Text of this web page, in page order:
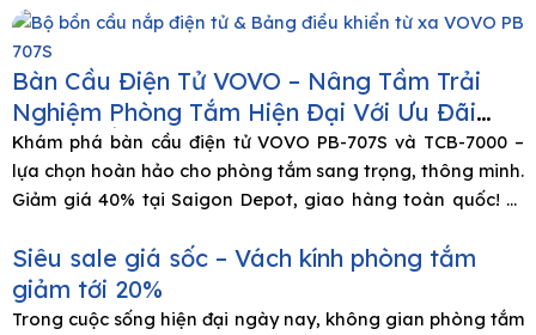
Bàn Cầu Điện Tử VOVO – Nâng Tầm Trải
Nghiệm Phòng Tắm Hiện Đại Với Ưu Đãi
GIẢM SỐC 40%!
Khám phá bàn cầu điện tử VOVO PB-707S và TCB-7000 –
lựa chọn hoàn hảo cho phòng tắm sang trọng, thông minh.
Giảm giá 40% tại Saigon Depot, giao hàng toàn quốc! 🌟
Hiện Đại? Trong thời đại công nghệ lên ngôi, không
Siêu sale giá sốc – Vách kính phòng tắm
giảm tới 20%
Trong cuộc sống hiện đại ngày nay, không gian phòng tắm